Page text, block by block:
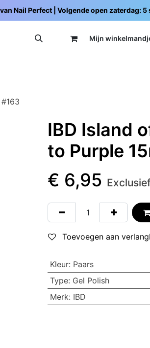
Nail Perfect | Volgende open zaterdag:
Mijn wi
IBD Island
to Purple
€ 6,95
Toevoegen aan
Kleur: Paars
Type: Gel Polish
Merk: IBD